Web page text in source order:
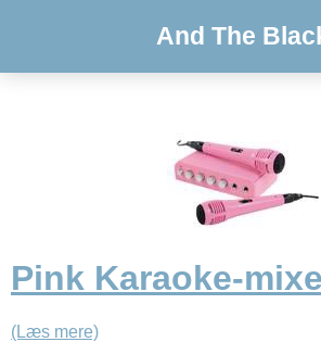
And The
Pink Karaoke-
(Læs mere)